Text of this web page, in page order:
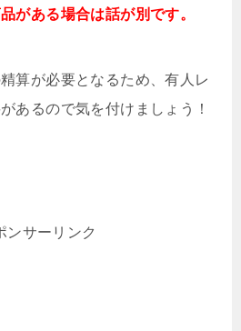
がある場合は話が別です。
算が必要となるため、有人レ
あるので気を付けましょう！
ンサーリンク